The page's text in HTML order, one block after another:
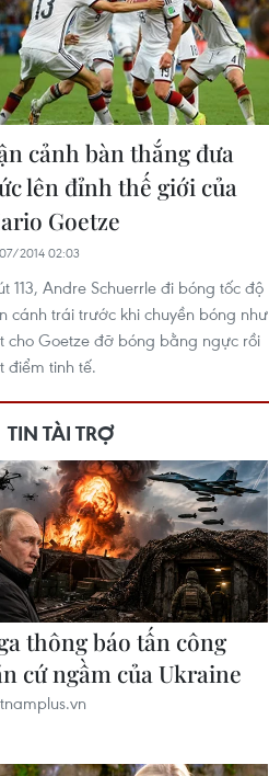
cảnh bàn thắng đưa
lên đỉnh thế giới của
Goetze
2014 02:03
113, Andre Schuerrle đi bóng tốc độ
cánh trái trước khi chuyền bóng như
cho Goetze đỡ bóng bằng ngực rồi
điểm tinh tế.